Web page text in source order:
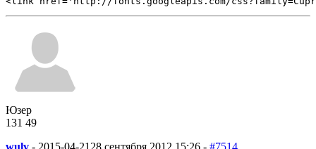
Юзер
131 49
wulv - 2015-04-21 28 сентября 2012 15:26 - #7514